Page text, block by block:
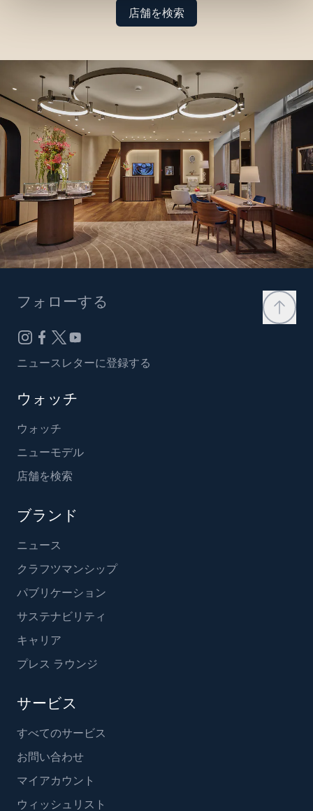
店舗を検索
フォローする
ニュースレターに登録する
ウォッチ
ウォッチ
ニューモデル
店舗を検索
ブランド
ニュース
クラフツマンシップ
パブリケーション
サステナビリティ
キャリア
プレス ラウンジ
サービス
すべてのサービス
お問い合わせ
マイアカウント
ウィッシュリスト